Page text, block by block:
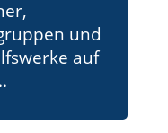
und
auf